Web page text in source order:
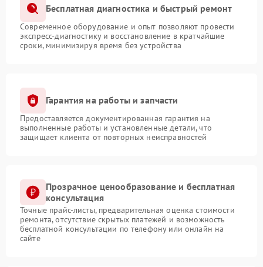
Бесплатная диагностика и быстрый ремонт
Современное оборудование и опыт позволяют провести
экспресс-диагностику и восстановление в кратчайшие
сроки, минимизируя время без устройства
Гарантия на работы и запчасти
Предоставляется документированная гарантия на
выполненные работы и установленные детали, что
защищает клиента от повторных неисправностей
Прозрачное ценообразование и бесплатная
консультация
Точные прайс-листы, предварительная оценка стоимости
ремонта, отсутствие скрытых платежей и возможность
бесплатной консультации по телефону или онлайн на
сайте